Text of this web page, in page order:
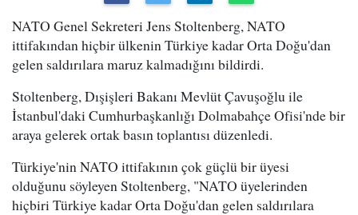
NATO Genel Sekreteri Jens Stoltenberg, NATO
ittifakından hiçbir ülkenin Türkiye kadar Orta Doğu'dan
gelen saldırılara maruz kalmadığını bildirdi.
Stoltenberg, Dışişleri Bakanı Mevlüt Çavuşoğlu ile
İstanbul'daki Cumhurbaşkanlığı Dolmabahçe Ofisi'nde bir
araya gelerek ortak basın toplantısı düzenledi.
Türkiye'nin NATO ittifakının çok güçlü bir üyesi
olduğunu söyleyen Stoltenberg, "NATO üyelerinden
hiçbiri Türkiye kadar Orta Doğu'dan gelen saldırılara